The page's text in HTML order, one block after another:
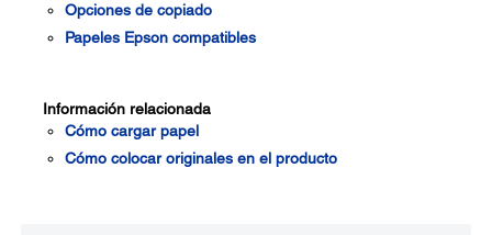
Opciones de copiado
Papeles Epson compatibles
Información relacionada
Cómo cargar papel
Cómo colocar originales en el producto